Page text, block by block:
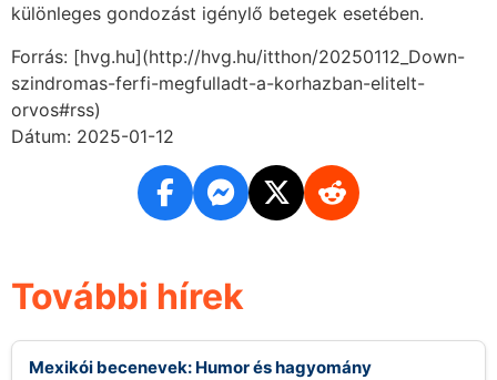
különleges gondozást igénylő betegek esetében.
Forrás: [hvg.hu](http://hvg.hu/itthon/20250112_Down-
szindromas-ferfi-megfulladt-a-korhazban-elitelt-
orvos#rss)
Dátum: 2025-01-12
További hírek
Mexikói becenevek: Humor és hagyomány